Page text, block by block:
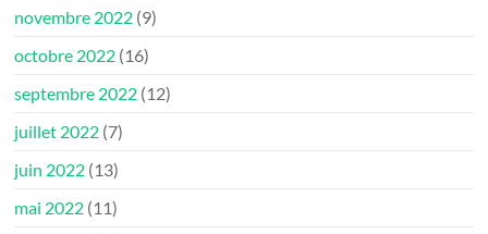
novembre 2022 (9)
octobre 2022 (16)
septembre 2022 (12)
juillet 2022 (7)
juin 2022 (13)
mai 2022 (11)